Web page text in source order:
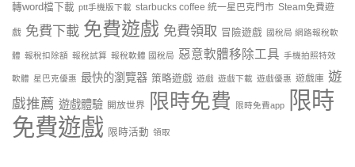
轉word檔下載 ptt手機版下載 starbucks coffee 統一星巴克門市 Steam免費遊
戲 免費下載 免費遊戲 免費領取 冒險遊戲 國稅局 網路報稅軟
體 報稅扣除額 報稅試算 報稅軟體 國稅局 惡意軟體移除工具 手機拍照特效
軟體 星巴克優惠 最快的瀏覽器 策略遊戲 遊戲 遊戲下載 遊戲優惠 遊戲庫 遊
戲推薦 遊戲體驗 開放世界 限時免費 限時免費app
限時
免費遊戲 限時活動 領取